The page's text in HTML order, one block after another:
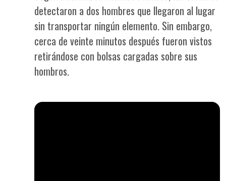
detectaron a dos hombres que llegaron al lugar
sin transportar ningún elemento. Sin embargo,
cerca de veinte minutos después fueron vistos
retirándose con bolsas cargadas sobre sus
hombros.